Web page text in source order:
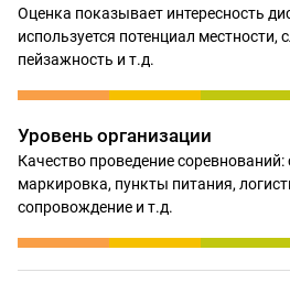
Оценка показывает интересность
используется потенциал местности,
пейзажность и т.д.
Уровень организации
Качество проведение
маркировка, пункты питания,
сопровождение и т.д.